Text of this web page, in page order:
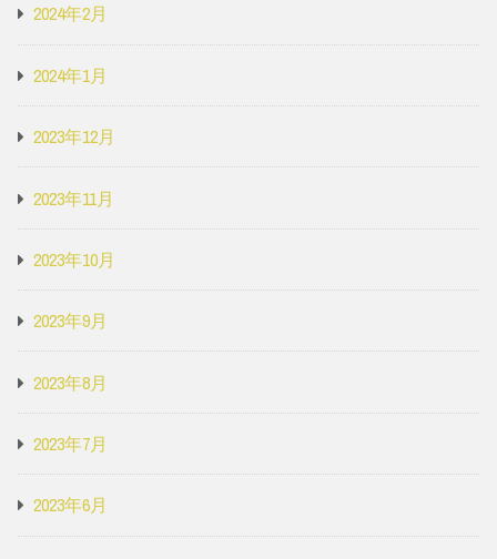
2024年2月
2024年1月
2023年12月
2023年11月
2023年10月
2023年9月
2023年8月
2023年7月
2023年6月